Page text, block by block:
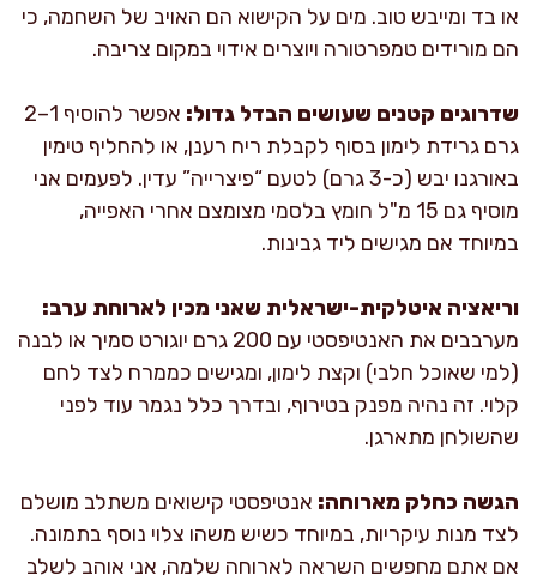
או בד ומייבש טוב. מים על הקישוא הם האויב של השחמה, כי
הם מורידים טמפרטורה ויוצרים אידוי במקום צריבה.
שדרוגים קטנים שעושים הבדל גדול:
אפשר להוסיף 1–2
גרם גרידת לימון בסוף לקבלת ריח רענן, או להחליף טימין
באורגנו יבש (כ-3 גרם) לטעם “פיצרייה” עדין. לפעמים אני
מוסיף גם 15 מ"ל חומץ בלסמי מצומצם אחרי האפייה,
במיוחד אם מגישים ליד גבינות.
וריאציה איטלקית-ישראלית שאני מכין לארוחת ערב:
מערבבים את האנטיפסטי עם 200 גרם יוגורט סמיך או לבנה
(למי שאוכל חלבי) וקצת לימון, ומגישים כממרח לצד לחם
קלוי. זה נהיה מפנק בטירוף, ובדרך כלל נגמר עוד לפני
שהשולחן מתארגן.
הגשה כחלק מארוחה: אנטיפסטי קישואים משתלב מושלם
לצד מנות עיקריות, במיוחד כשיש משהו צלוי נוסף בתמונה.
אם אתם מחפשים השראה לארוחה שלמה, אני אוהב לשלב